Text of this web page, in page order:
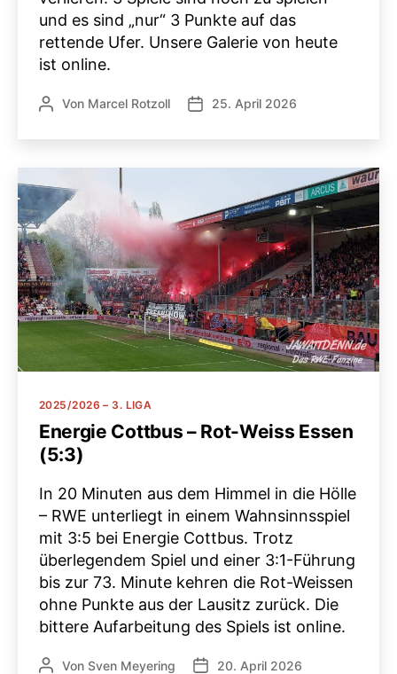
und es sind „nur“ 3 Punkte auf das
rettende Ufer. Unsere Galerie von heute
ist online.
Beitragsautor
Von Marcel Rotzoll Veröffentlichungsdatum
25. April 2026
Kategorien
2025/2026 – 3. LIGA
Energie Cottbus – Rot-Weiss Essen
(5:3)
In 20 Minuten aus dem Himmel in die Hölle
– RWE unterliegt in einem Wahnsinnsspiel
mit 3:5 bei Energie Cottbus. Trotz
überlegendem Spiel und einer 3:1-Führung
bis zur 73. Minute kehren die Rot-Weissen
ohne Punkte aus der Lausitz zurück. Die
bittere Aufarbeitung des Spiels ist online.
Beitragsautor
Von Sven Meyering Veröffentlichungsdatum
20. April 2026